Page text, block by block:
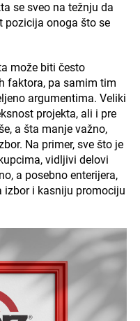
se sveo na težnju da
pozicija onoga što se
može biti često
faktora, pa samim tim
argumentima. Veliki
projekta, ali i pre
a šta manje važno,
Na primer, sve što je
vidljivi delovi
a posebno enterijera,
izbor i kasniju promociju